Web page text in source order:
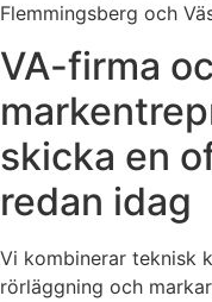
Flemmingsberg och
VA-firma
skicka en
redan idag
Vi kombinerar teknisk
rörläggning och